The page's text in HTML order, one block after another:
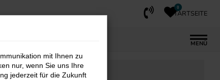
0
STARTSEITE
MENÜ
mit Ihnen zu
nur, wenn Sie uns Ihre
jederzeit für die Zukunft